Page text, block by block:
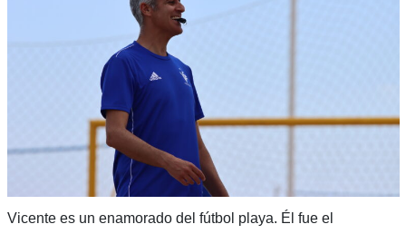
Vicente es un enamorado del fútbol playa. Él fue el